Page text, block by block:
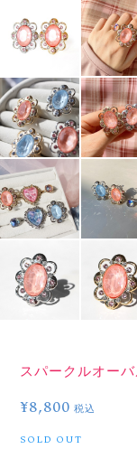
スパークルオー
¥8,800 税込
SOLD OUT